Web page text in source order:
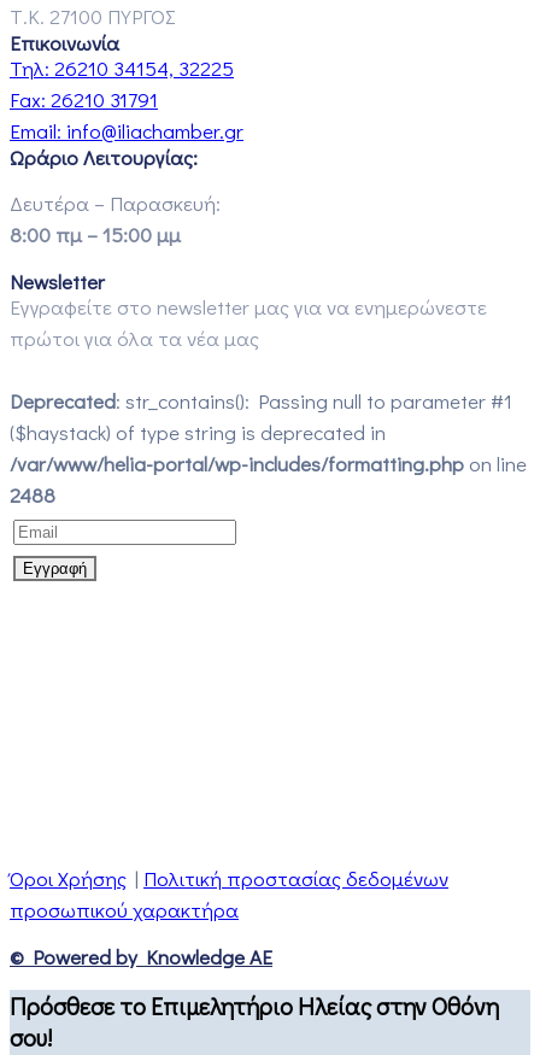
Τ.Κ. 27100 ΠΥΡΓΟΣ
Επικοινωνία
Τηλ: 26210 34154, 32225
Fax: 26210 31791
Email: info@iliachamber.gr
Ωράριο Λειτουργίας:
Δευτέρα – Παρασκευή:
8:00 πμ – 15:00 μμ
Newsletter
Εγγραφείτε στο newsletter μας για να ενημερώνεστε
πρώτοι για όλα τα νέα μας
Deprecated: str_contains(): Passing null to parameter #1
($haystack) of type string is deprecated in
/var/www/helia-portal/wp-includes/formatting.php on line
2488
Όροι Χρήσης | Πολιτική προστασίας δεδομένων
προσωπικού χαρακτήρα
© Powered by Knowledge AE
Πρόσθεσε το Επιμελητήριο Ηλείας στην Οθόνη
σου!